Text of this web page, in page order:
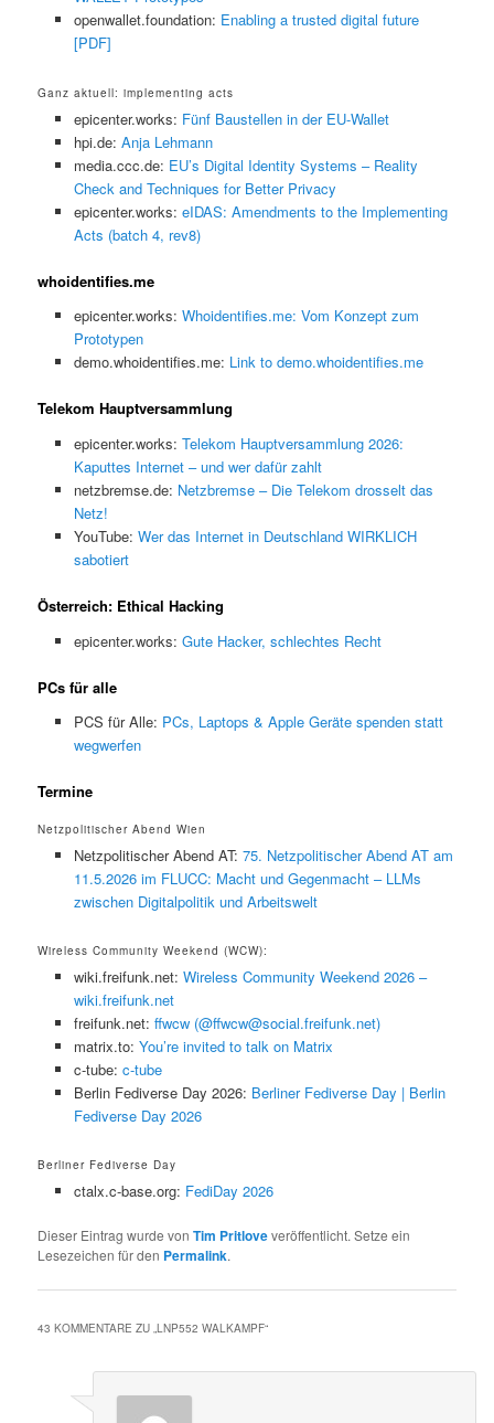
openwallet.foundation: Enabling a trusted digital future
[PDF]
Ganz aktuell: implementing acts
epicenter.works: Fünf Baustellen in der EU-Wallet
hpi.de: Anja Lehmann
media.ccc.de: EU’s Digital Identity Systems – Reality
Check and Techniques for Better Privacy
epicenter.works: eIDAS: Amendments to the Implementing
Acts (batch 4, rev8)
whoidentifies.me
epicenter.works: Whoidentifies.me: Vom Konzept zum
Prototypen
demo.whoidentifies.me: Link to demo.whoidentifies.me
Telekom Hauptversammlung
epicenter.works: Telekom Hauptversammlung 2026:
Kaputtes Internet – und wer dafür zahlt
netzbremse.de: Netzbremse – Die Telekom drosselt das
Netz!
YouTube: Wer das Internet in Deutschland WIRKLICH
sabotiert
Österreich: Ethical Hacking
epicenter.works: Gute Hacker, schlechtes Recht
PCs für alle
PCS für Alle: PCs, Laptops & Apple Geräte spenden statt
wegwerfen
Termine
Netzpolitischer Abend Wien
Netzpolitischer Abend AT: 75. Netzpolitischer Abend AT am
11.5.2026 im FLUCC: Macht und Gegenmacht – LLMs
zwischen Digitalpolitik und Arbeitswelt
Wireless Community Weekend (WCW):
wiki.freifunk.net: Wireless Community Weekend 2026 –
wiki.freifunk.net
freifunk.net: ffwcw (@ffwcw@social.freifunk.net)
matrix.to: You’re invited to talk on Matrix
c-tube: c-tube
Berlin Fediverse Day 2026: Berliner Fediverse Day | Berlin
Fediverse Day 2026
Berliner Fediverse Day
ctalx.c-base.org: FediDay 2026
Dieser Eintrag wurde vonTim Pritloveveröffentlicht. Setze ein
Lesezeichen für den Permalink.
43 KOMMENTARE ZU „LNP552 WALKAMPF“